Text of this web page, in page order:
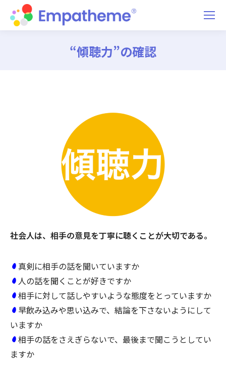
“傾聴力”の確認
社会人は、相手の意見を丁寧に聴くことが大切である。
真剣に相手の話を聞いていますか
人の話を聞くことが好きですか
相手に対して話しやすいような態度をとっていますか
早飲み込みや思い込みで、結論を下さないようにして
いますか
相手の話をさえぎらないで、最後まで聞こうとしてい
ますか